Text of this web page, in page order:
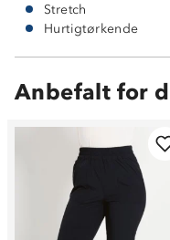
Stretch
Hurtigtørkende
Anbefalt for